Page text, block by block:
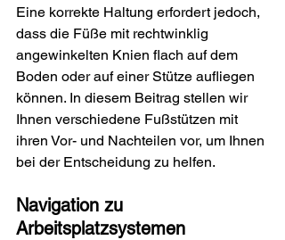
Eine korrekte Haltung erfordert jedoch,
dass die Füße mit rechtwinklig
angewinkelten Knien flach auf dem
Boden oder auf einer Stütze aufliegen
können. In diesem Beitrag stellen wir
Ihnen verschiedene Fußstützen mit
ihren Vor- und Nachteilen vor, um Ihnen
bei der Entscheidung zu helfen.
Navigation zu
Arbeitsplatzsystemen